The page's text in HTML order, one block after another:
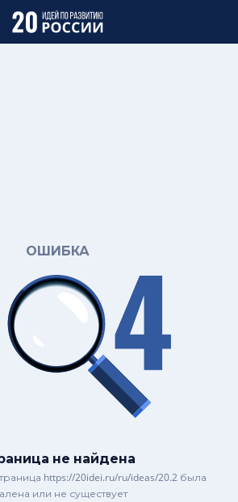
ОШИБКА
не найдена
https://20idei.ru/ru/ideas/20.2 была
или не существует